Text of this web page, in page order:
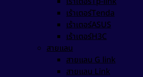
เร้าเตอร์Tenda
เร้าเตอร์ASUS
เร้าเตอร์H3C
สายแลน
สายแลน G link
สายแลน Link